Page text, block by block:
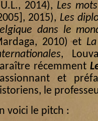
2014), Les
2015), Les
dans le
2010) et
,
récemment
et
le
voici le pitch :